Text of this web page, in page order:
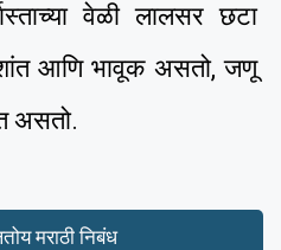
वेळी लालसर छटा
आणि भावूक असतो, जणू
असतो.
मराठी निबंध